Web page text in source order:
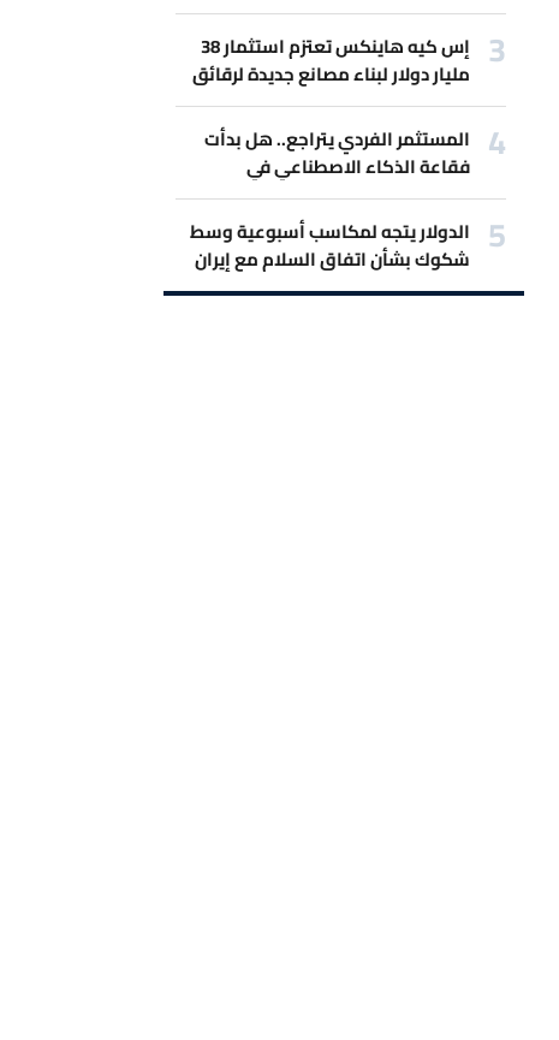
إس كيه هاينكس تعتزم استثمار 38
مليار دولار لبناء مصانع جديدة لرقائق
الذاكرة
المستثمر الفردي يتراجع.. هل بدأت
فقاعة الذكاء الاصطناعي في
الانكماش؟
الدولار يتجه لمكاسب أسبوعية وسط
شكوك بشأن اتفاق السلام مع إيران